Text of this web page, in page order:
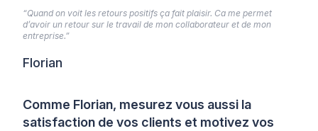
Comme Florian, mesurez vous aussi la
satisfaction de vos clients et motivez vos
“Quand on voit les retours positifs ça fait plaisir. Ca me permet
d’avoir un retour sur le travail de mon collaborateur et de mon
entreprise.”
Florian